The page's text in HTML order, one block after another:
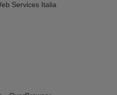
Services Italia